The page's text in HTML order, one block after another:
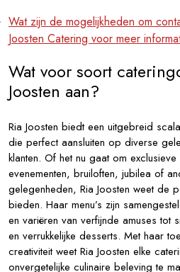
Wat zijn de mogelijkheden om
Joosten Catering voor meer
Wat voor soort
Joosten aan?
Ria Joosten biedt een uitgebreid
die perfect aansluiten op diverse
klanten. Of het nu gaat om
evenementen, bruiloften, jubilea of
gelegenheden, Ria Joosten weet de
bieden. Haar menu’s zijn
en variëren van verfijnde amuses tot
en verrukkelijke desserts. Met haar
creativiteit weet Ria Joosten elke
onvergetelijke culinaire beleving te